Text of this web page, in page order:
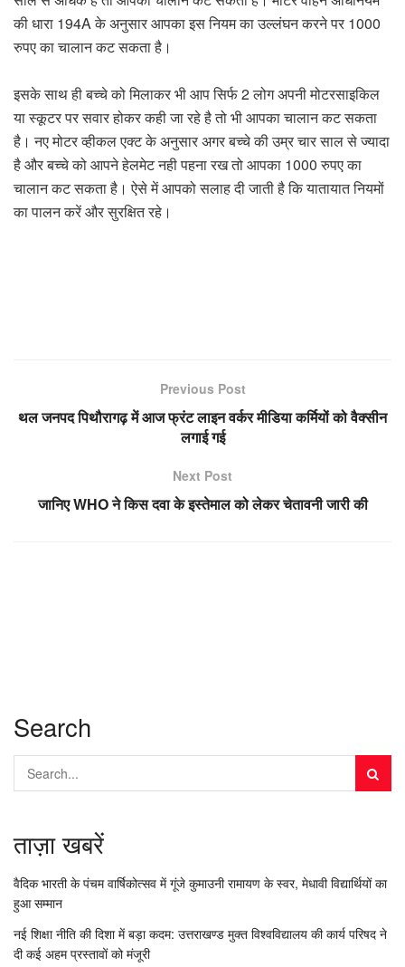
की धारा 194A के अनुसार आपका इस नियम का उल्लंघन करने पर 1000
रुपए का चालान कट सकता है।
इसके साथ ही बच्चे को मिलाकर भी आप सिर्फ 2 लोग अपनी मोटरसाइकिल
या स्कूटर पर सवार होकर कही जा रहे है तो भी आपका चालान कट सकता
है। नए मोटर व्हीकल एक्ट के अनुसार अगर बच्चे की उम्र चार साल से ज्यादा
है और बच्चे को आपने हेलमेट नही पहना रख तो आपका 1000 रुपए का
चालान कट सकता है। ऐसे में आपको सलाह दी जाती है कि यातायात नियमों
का पालन करें और सुरक्षित रहे।
Previous Post
थल जनपद पिथौरागढ़ में आज फ्रंट लाइन वर्कर मीडिया कर्मियों को वैक्सीन
लगाई गई
Next Post
जानिए WHO ने किस दवा के इस्तेमाल को लेकर चेतावनी जारी की
Search
ताज़ा खबरें
वैदिक भारती के पंचम वार्षिकोत्सव में गूंजे कुमाउनी रामायण के स्वर, मेधावी विद्यार्थियों का
हुआ सम्मान
नई शिक्षा नीति की दिशा में बड़ा कदम: उत्तराखण्ड मुक्त विश्वविद्यालय की कार्य परिषद ने
दी कई अहम प्रस्तावों को मंजूरी